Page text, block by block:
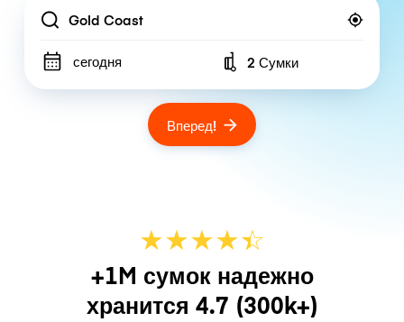
Location
сегодня Number of bags
2 Сумки
Вперед!
★★★★☆
★
+1M сумок надежно
хранится 4.7 (300k+)